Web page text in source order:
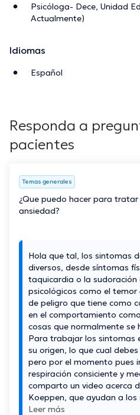
Psicóloga- Dece, Unidad
Actualmente)
Idiomas
Español
Responda a
pacientes
Temas generales
¿Que puedo hacer para
ansiedad?
Hola que tal, los sintomas
diversos, desde síntomas
taquicardia o la sudoración
psicológicos como el temor
de peligro que tiene como
en el comportamiento
cosas que normalmente se
Para trabajar los sintomas
su origen, lo que cual
pero por el momento pues
respiración consiciente y
comparto un video acerca
Koeppen, que ayudan a
Leer más